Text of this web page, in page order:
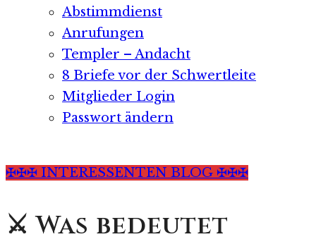
Abstimmdienst
Anrufungen
Templer – Andacht
8 Briefe vor der Schwertleite
Mitglieder Login
Passwort ändern
✠✠✠ INTERESSENTEN BLOG ✠✠✠
⚔️ Was bedeutet